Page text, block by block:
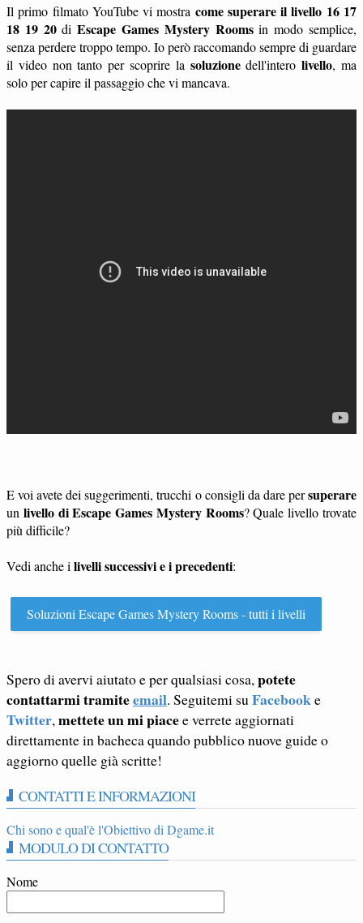
Il primo filmato YouTube vi mostra come superare il livello 16 17
18 19 20diEscape Games Mystery Roomsin modo semplice,
senza perdere troppo tempo. Io però raccomando sempre di guardare
il video non tanto per scoprire la soluzionedell'interolivello, ma
solo per capire il passaggio che vi mancava.
E voi avete dei suggerimenti, trucchi o consigli da dare persuperare
un livello di Escape Games Mystery Rooms? Quale livello trovate
più difficile?
Vedi anche i livelli successivi e i precedenti:
Soluzioni Escape Games Mystery Rooms - tutti i livelli
Spero di avervi aiutato e per qualsiasi cosa,potete
contattarmi tramiteemail. Seguitemi suFacebooke
Twitter,mettete un mi piacee verrete aggiornati
direttamente in bacheca quando pubblico nuove guide o
aggiorno quelle già scritte!
CONTATTI E INFORMAZIONI
Chi sono e qual'è l'Obiettivo di Dgame.it
MODULO DI CONTATTO
Nome